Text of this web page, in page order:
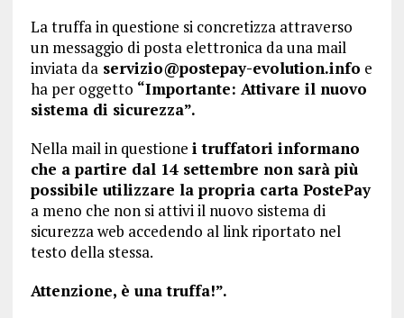
La truffa in questione si concretizza attraverso
un messaggio di posta elettronica da una mail
inviata daservizio@postepay-evolution.info e
ha per oggetto “Importante: Attivare il nuovo
sistema di sicurezza”.
Nella mail in questione i truffatori informano
che a partire dal 14 settembre non sarà più
possibile utilizzare la propria carta PostePay
a meno che non si attivi il nuovo sistema di
sicurezza web accedendo al link riportato nel
testo della stessa.
Attenzione, è una truffa!”.